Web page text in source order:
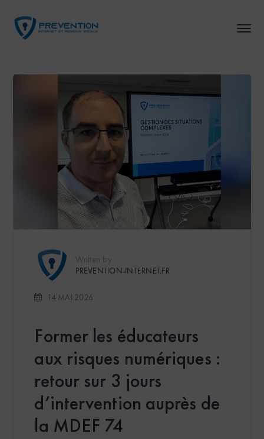
PREVENTION-INTERNET.FR
14 MAI 2026
Former les éducateurs
aux risques numériques :
retour sur 3 jours
d’intervention auprès de
la MDEF 74